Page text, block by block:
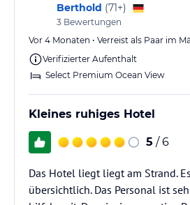
Berthold (71+)
3 Bewertungen
Vor 4 Monaten • Verreist als Paar im
Verifizierter Aufenthalt
Select Premium Ocean View
Kleines ruhiges Hotel
5 / 6
Das Hotel liegt liegt am Strand.
übersichtlich. Das Personal ist